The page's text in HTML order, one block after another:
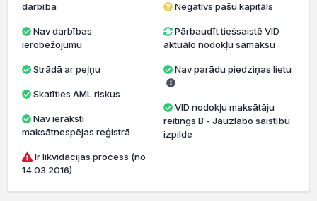
darbība
ierobežojumu
Strādā ar peļņu
Skatīties AML riskus
maksātnespējas reģistrā
14.03.2016)
Negatīvs pašu kapitāls
Pārbaudīt tiešsaistē VID
aktuālo nodokļu samaksu
Nav parādu piedziņas lietu
VID nodokļu maksātāju
reitings B - Jāuzlabo saistību
izpilde